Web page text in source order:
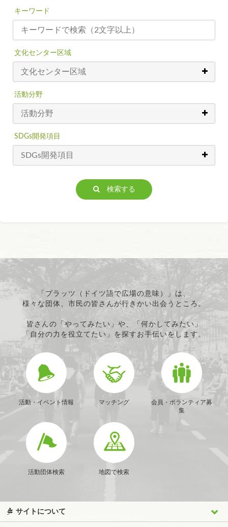
キーワード
文化センター区域
活動分野
SDGs開発項目
検索する
「プラッツ（ドイツ語で広場の意味）」は、
様々な団体、市民の皆さんが行きかい出会うところ。
皆さんの「やってみたい」や、「何かしてみたい」
「自分の力を役立てたい」を探すお手伝いをします。
活動・イベント情報 マッチング
会員・ボランティア募
集
活動団体検索 地図で検索
サイトについて